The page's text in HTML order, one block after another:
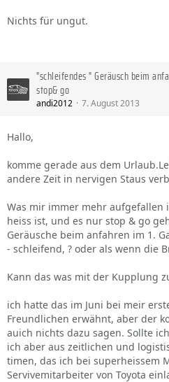
Nichts für ungut.
"schleifendes " Geräusch beim
stop& go
andi2012 7. August 2013
Hallo,
komme gerade aus dem
andere Zeit in nervigen Staus
Was mir immer mehr
heiss ist, und es nur stop & go
Geräusche beim anfahren im 1.
- schleifend, ? oder als wenn die
Kann das was mit der Kupplung
ich hatte das im Juni bei meir
Freundlichen erwähnt, aber der
auich nichts dazu sagen. Sollte
ich aber aus zeitlichen und
timen, das ich bei superheissem
Servivemitarbeiter von Toyota